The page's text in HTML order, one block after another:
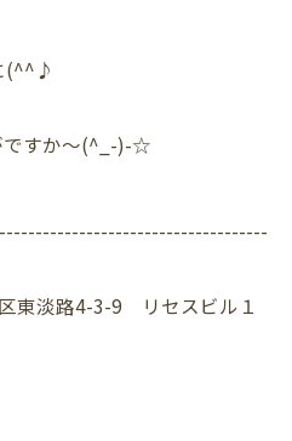
(^^♪
ですか～(^_-)-☆
東淡路4-3-9 リセスビル１